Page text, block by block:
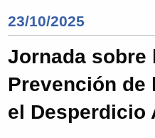
23/10/2025
Jornada sobre
Prevención de
el Desperdicio